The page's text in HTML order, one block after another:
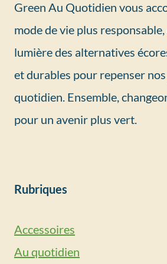
Green Au Quotidien vous
mode de vie plus
lumière des alternatives
et durables pour repenser
quotidien. Ensemble,
pour un avenir plus vert.
Rubriques
Accessoires
Au quotidien